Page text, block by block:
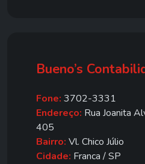
Bueno’s
Fone: 3702-3331
Endereço: Rua Joanita
405
Bairro: Vl. Chico Júlio
Cidade: Franca / SP